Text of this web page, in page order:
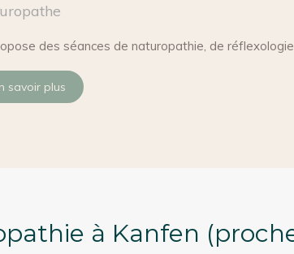
des séances de naturopathie, de
savoir plus
à Kanfen